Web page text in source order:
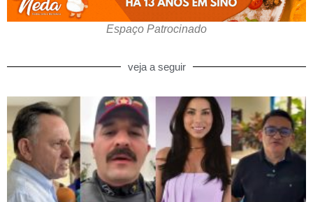
Espaço Patrocinado
veja a seguir